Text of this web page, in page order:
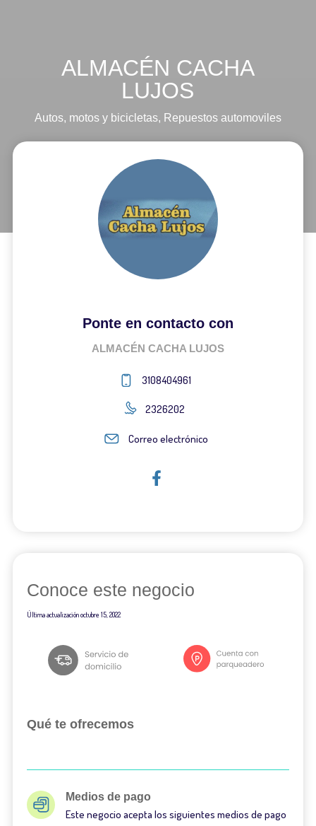
ALMACÉN CACHA
LUJOS
Autos, motos y bicicletas, Repuestos automoviles
Ponte en contacto con
ALMACÉN CACHA LUJOS
3108404961
2326202
Correo electrónico
Conoce este negocio
Última actualizaciónoctubre 15, 2022
Qué te ofrecemos
Medios de pago
Este negocio acepta los siguientes medios de pago